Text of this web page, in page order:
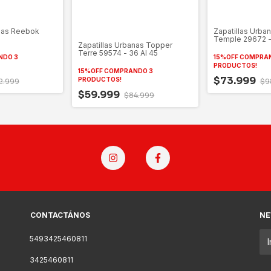
Reebok
3
Zapatillas Urbanas Topper
Terre 59574 - 36 Al 45
15%OFF COMPRANDO 3
PRODUCTOS!
$59.999 $84.999
Zapatillas
Temple 29672
15%OFF
PRODUCTOS!
$73.999
CONTACTÁNOS
5493425460811
3425460811